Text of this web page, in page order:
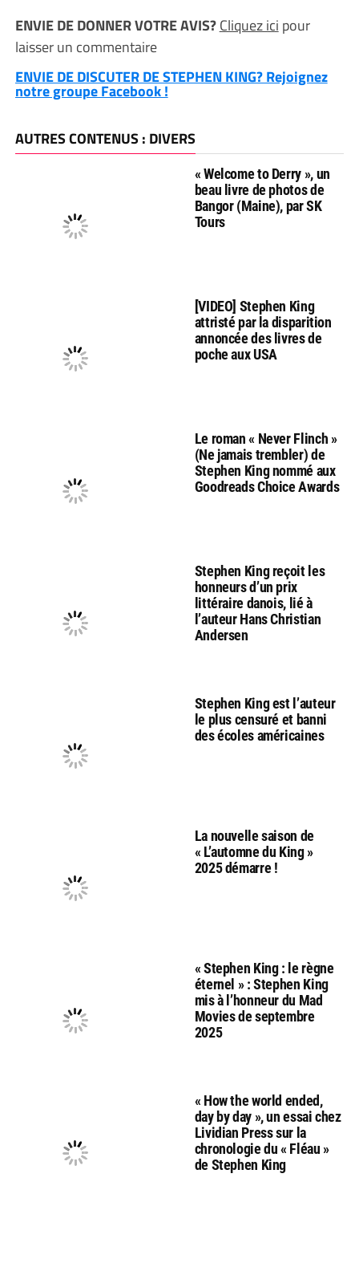
ENVIE DE DONNER VOTRE AVIS?Cliquez ici pour
laisser un commentaire
ENVIE DE DISCUTER DE STEPHEN KING? Rejoignez
notre groupe Facebook !
AUTRES CONTENUS : DIVERS
« Welcome to Derry », un
beau livre de photos de
Bangor (Maine), par SK
Tours
[VIDEO] Stephen King
attristé par la disparition
annoncée des livres de
poche aux USA
Le roman « Never Flinch »
(Ne jamais trembler) de
Stephen King nommé aux
Goodreads Choice Awards
Stephen King reçoit les
honneurs d’un prix
littéraire danois, lié à
l’auteur Hans Christian
Andersen
Stephen King est l’auteur
le plus censuré et banni
des écoles américaines
La nouvelle saison de
« L’automne du King »
2025 démarre !
« Stephen King : le règne
éternel » : Stephen King
mis à l’honneur du Mad
Movies de septembre
2025
« How the world ended,
day by day », un essai chez
Lividian Press sur la
chronologie du « Fléau »
de Stephen King